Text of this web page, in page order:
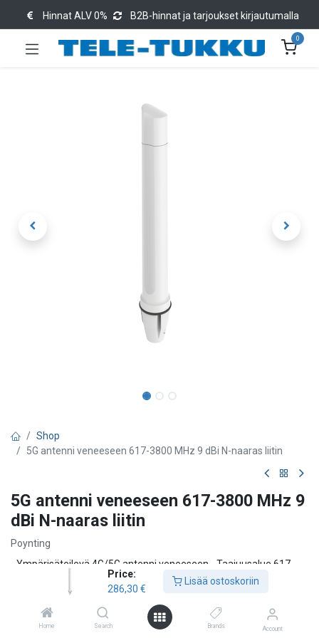
Price:
286,30 €
Lisää ostoskoriin
Home Search Brands Account
Hinnat ALV 0% B2B-hinnat ja tarjoukset kirjautumalla
0
Shop
5G antenni veneeseen 617-3800 MHz 9 dBi N-naaras liitin
5G antenni veneeseen 617-3800 MHz 9
dBi N-naaras liitin
Poynting
- Ympärisäteilevä 4G/5G antenni veneeseen - Taajuusalue 617-
3800 MHz - N-naaras liitin - Vahvistus 9 dBi